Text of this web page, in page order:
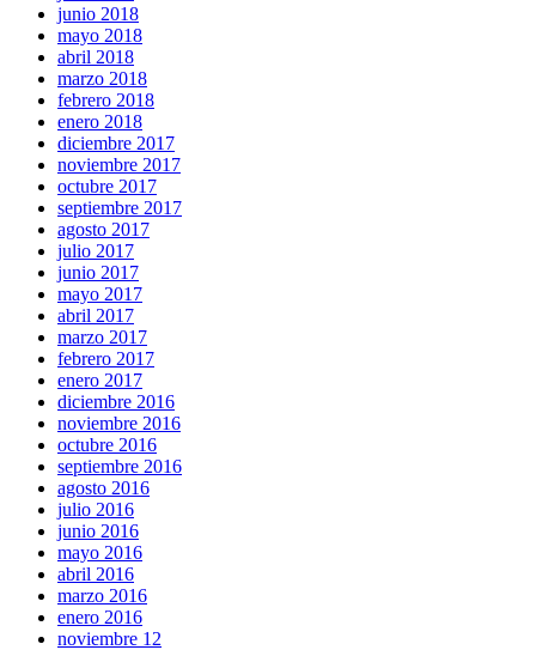
junio 2018
mayo 2018
abril 2018
marzo 2018
febrero 2018
enero 2018
diciembre 2017
noviembre 2017
octubre 2017
septiembre 2017
agosto 2017
julio 2017
junio 2017
mayo 2017
abril 2017
marzo 2017
febrero 2017
enero 2017
diciembre 2016
noviembre 2016
octubre 2016
septiembre 2016
agosto 2016
julio 2016
junio 2016
mayo 2016
abril 2016
marzo 2016
enero 2016
noviembre 12